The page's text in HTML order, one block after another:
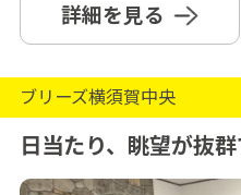
詳細を見る
ブリーズ横須賀中央
日当たり、眺望が抜